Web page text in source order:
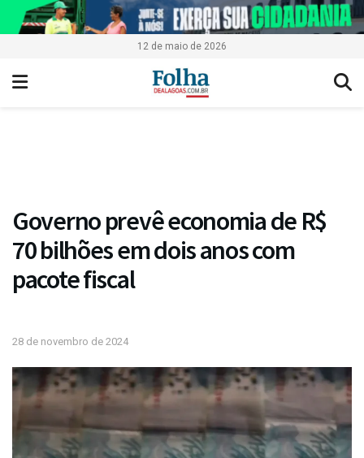
12 de maio de 2026
Governo prevê economia de R$
70 bilhões em dois anos com
pacote fiscal
28 de novembro de 2024